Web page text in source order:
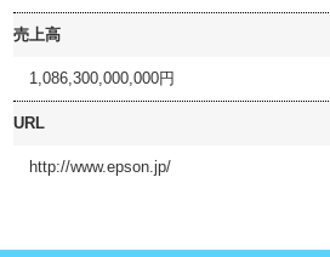
売上高
1,086,300,000,000円
URL
http://www.epson.jp/